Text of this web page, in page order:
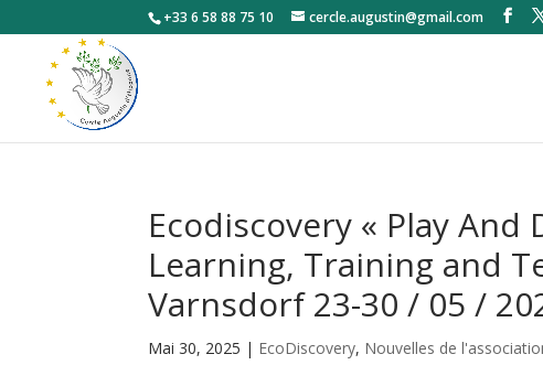
+33 6 58 88 75 10 cercle.augustin@gmail.com
Ecodiscovery « Play And
Learning, Training and
Varnsdorf 23-30 / 05 /
Mai 30, 2025 | EcoDiscovery, Nouvelles de